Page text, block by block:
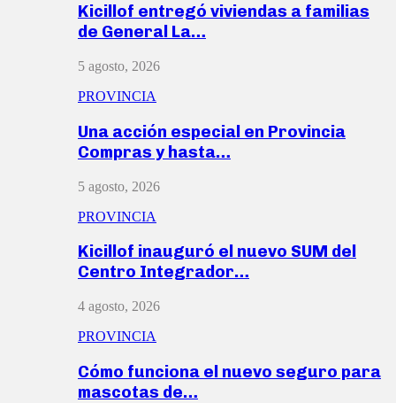
Kicillof entregó viviendas a familias
de General La…
5 agosto, 2026
PROVINCIA
Una acción especial en Provincia
Compras y hasta…
5 agosto, 2026
PROVINCIA
Kicillof inauguró el nuevo SUM del
Centro Integrador…
4 agosto, 2026
PROVINCIA
Cómo funciona el nuevo seguro para
mascotas de…